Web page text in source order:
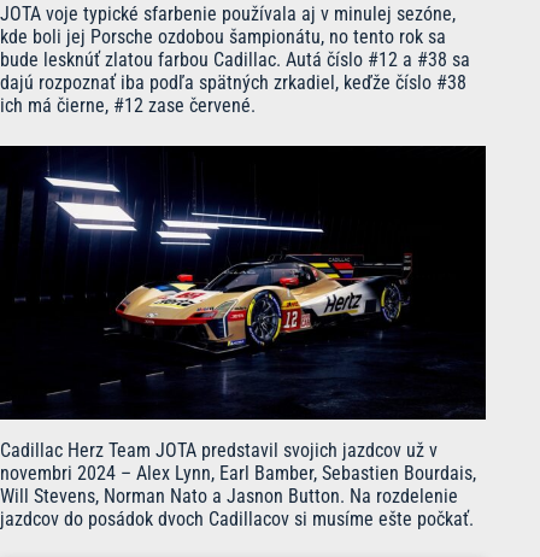
JOTA voje typické sfarbenie používala aj v minulej sezóne,
kde boli jej Porsche ozdobou šampionátu, no tento rok sa
bude lesknúť zlatou farbou Cadillac. Autá číslo #12 a #38 sa
dajú rozpoznať iba podľa spätných zrkadiel, keďže číslo #38
ich má čierne, #12 zase červené.
Cadillac Herz Team JOTA predstavil svojich jazdcov už v
novembri 2024 – Alex Lynn, Earl Bamber, Sebastien Bourdais,
Will Stevens, Norman Nato a Jasnon Button. Na rozdelenie
jazdcov do posádok dvoch Cadillacov si musíme ešte počkať.